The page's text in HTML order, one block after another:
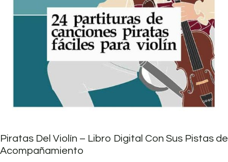
Piratas Del Violín – Libro Digital Con Sus Pistas de
Acompañamiento